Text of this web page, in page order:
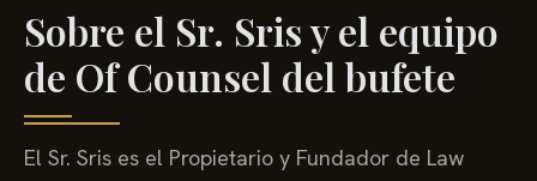
Sobre el Sr. Sris y el equipo
de Of Counsel del bufete
El Sr. Sris es el Propietario y Fundador de Law